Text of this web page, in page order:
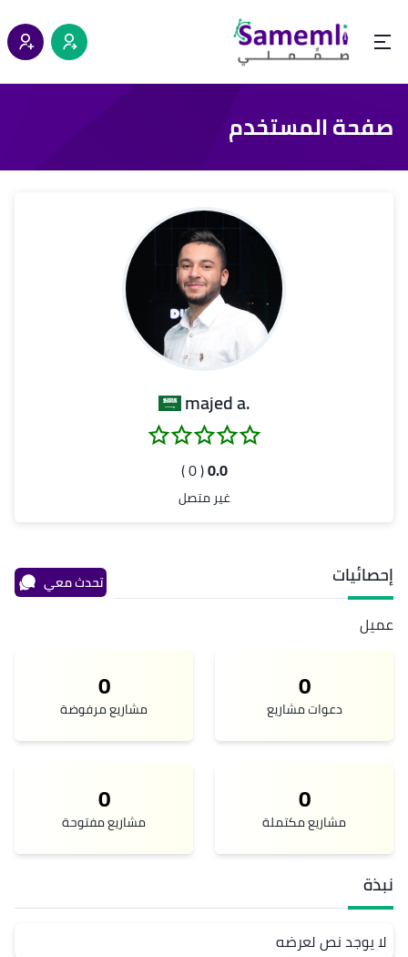
صفحة المستخدم
.majed a
0.0
( 0 )
غير متصل
إحصائيات تحدث معي
عميل
0
دعوات مشاريع
0
مشاريع مرفوضة
0
مشاريع مكتملة
0
مشاريع مفتوحة
نبذة
لا يوجد نص لعرضه